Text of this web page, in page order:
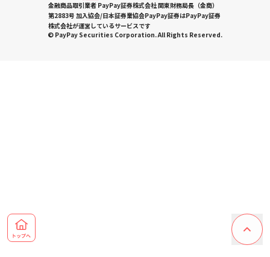
金融商品取引業者 PayPay証券株式会社 関東財務局長（金商）
第2883号 加入協会/日本証券業協会PayPay証券はPayPay証券
株式会社が運営しているサービスです
© PayPay Securities Corporation. All Rights Reserved.